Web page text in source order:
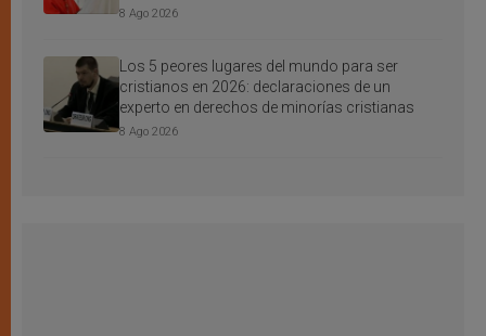
8 Ago 2026
Los 5 peores lugares del mundo para ser
cristianos en 2026: declaraciones de un
experto en derechos de minorías cristianas
8 Ago 2026